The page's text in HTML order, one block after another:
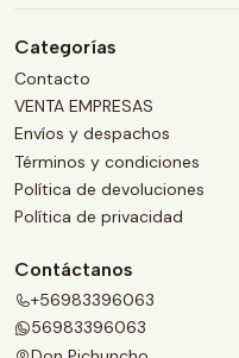
Categorías
Contacto
VENTA EMPRESAS
Envíos y despachos
Términos y condiciones
Política de devoluciones
Política de privacidad
Contáctanos
+56983396063
56983396063